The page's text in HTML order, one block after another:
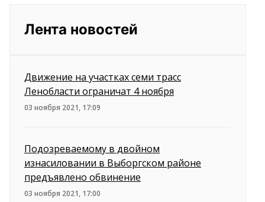
Лента новостей
Движение на участках семи трасс
Ленобласти ограничат 4 ноября
03 ноября 2021, 17:09
Подозреваемому в двойном
изнасиловании в Выборгском районе
предъявлено обвинение
03 ноября 2021, 17:00